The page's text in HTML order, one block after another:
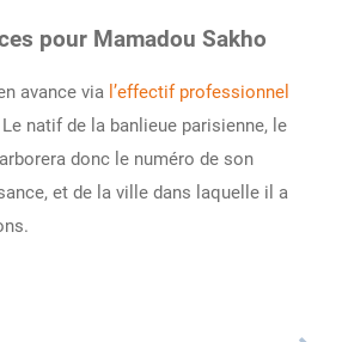
pour Mamadou Sakho
avance via l’effectif professionnel
natif de la banlieue parisienne, le
donc le numéro de son
et de la ville dans laquelle il a